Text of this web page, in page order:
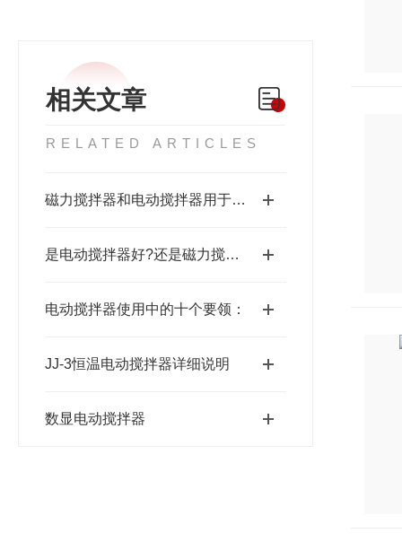
相关文章
RELATED ARTICLES
磁力搅拌器和电动搅拌器用于实验室搅拌哪种好些?
是电动搅拌器好?还是磁力搅拌器好?使用有哪些要注意的?
电动搅拌器使用中的十个要领：
JJ-3恒温电动搅拌器详细说明
数显电动搅拌器